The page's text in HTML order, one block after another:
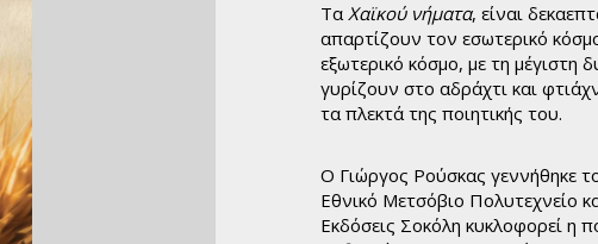
ΤαΧαϊκού νήματα, είναι
απαρτίζουν τον εσωτερικό
εξωτερικό κόσμο, με τη μέγιστη
γυρίζουν στο αδράχτι και
τα πλεκτά της ποιητικής του.
Ο Γιώργος Ρούσκας γεννήθηκε
Εθνικό Μετσόβιο Πολυτεχνείο
Εκδόσεις Σοκόλη κυκλοφορεί η